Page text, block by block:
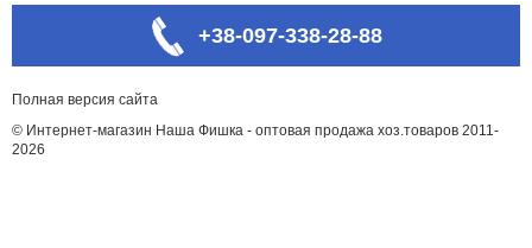
+38-097-338-28-88
Полная версия сайта
© Интернет-магазин Наша Фишка - оптовая продажа хоз.товаров 2011-
2026